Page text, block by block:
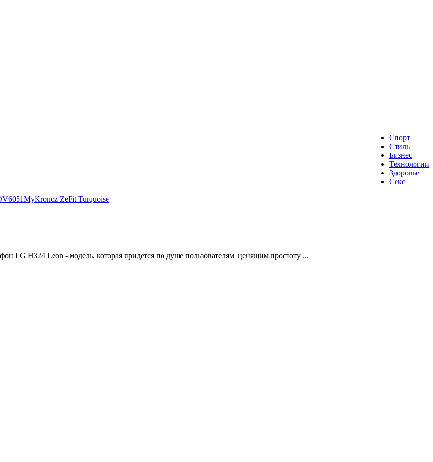
Спорт
Стиль
Бизнес
Технологии
Здоровье
Секс
MyKronoz ZeFit Turquoise
LG H324 Leon - модель, которая придется по душе пользователям, ценящим простоту ...